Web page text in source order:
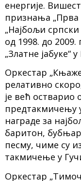
енергије.
признања „Прва
„Најбољи
од 1998. до
„Златне јабуке“
Оркестар
релативно
је већ остварио
предтакмичењу
награде за
баритон,
песму, чиме су
такмичење у
Оркестар